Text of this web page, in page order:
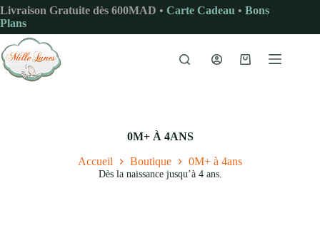
Passer
au
contenu
Livraison Gratuite dès 600MAD • Carte Cadeau • Bons
Plans
Panier
0M+ À 4ANS
Accueil Boutique 0M+ à 4ans
Dès la naissance jusqu’à 4 ans.